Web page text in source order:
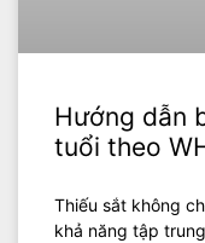
Hướng dẫn
tuổi theo
Thiếu sắt không
khả năng tập